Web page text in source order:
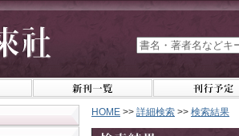
HOME >> 詳細検索 >> 検索結果